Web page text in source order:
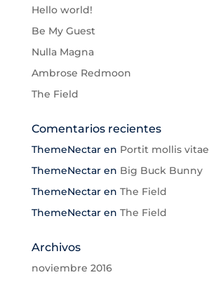
Hello world!
Be My Guest
Nulla Magna
Ambrose Redmoon
The Field
Comentarios recientes
ThemeNectaren Portit mollis vitae
ThemeNectaren Big Buck Bunny
ThemeNectaren The Field
ThemeNectaren The Field
Archivos
noviembre 2016